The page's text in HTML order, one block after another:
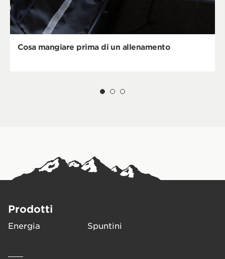
Cosa mangiare prima di un allenamento
Prodotti
Energia Spuntini